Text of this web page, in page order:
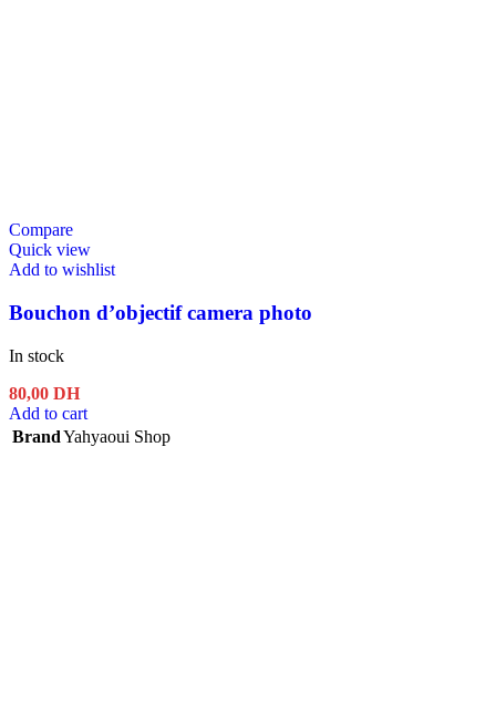
Compare
Quick view
Add to wishlist
Bouchon d’objectif camera photo
In stock
80,00 DH
Add to cart
BrandYahyaoui Shop